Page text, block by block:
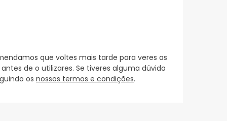
que voltes mais tarde para veres as
de o utilizares. Se tiveres alguma dúvida
os nossos termos e condições.